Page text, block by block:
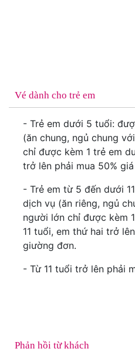
Vé dành cho trẻ em
- Trẻ em dưới 5 tuổi:
(ăn chung, ngủ chung
chỉ được kèm 1 trẻ em
trở lên phải mua 50%
- Trẻ em từ 5 đến dưới
dịch vụ (ăn riêng, ngủ
người lớn chỉ được kèm
11 tuổi, em thứ hai trở
giường đơn.
- Từ 11 tuổi trở lên phải
Phản hồi từ khách